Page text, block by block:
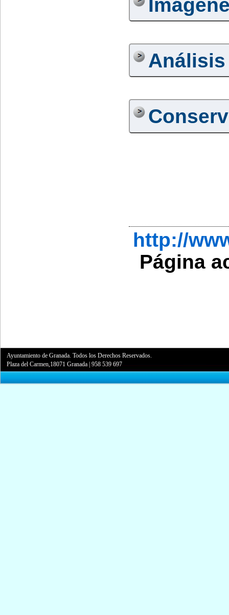
http://
Página
Ayuntamiento de Granada. Todos los Derechos Reservados.
Plaza del Carmen,18071 Granada |958 539 697